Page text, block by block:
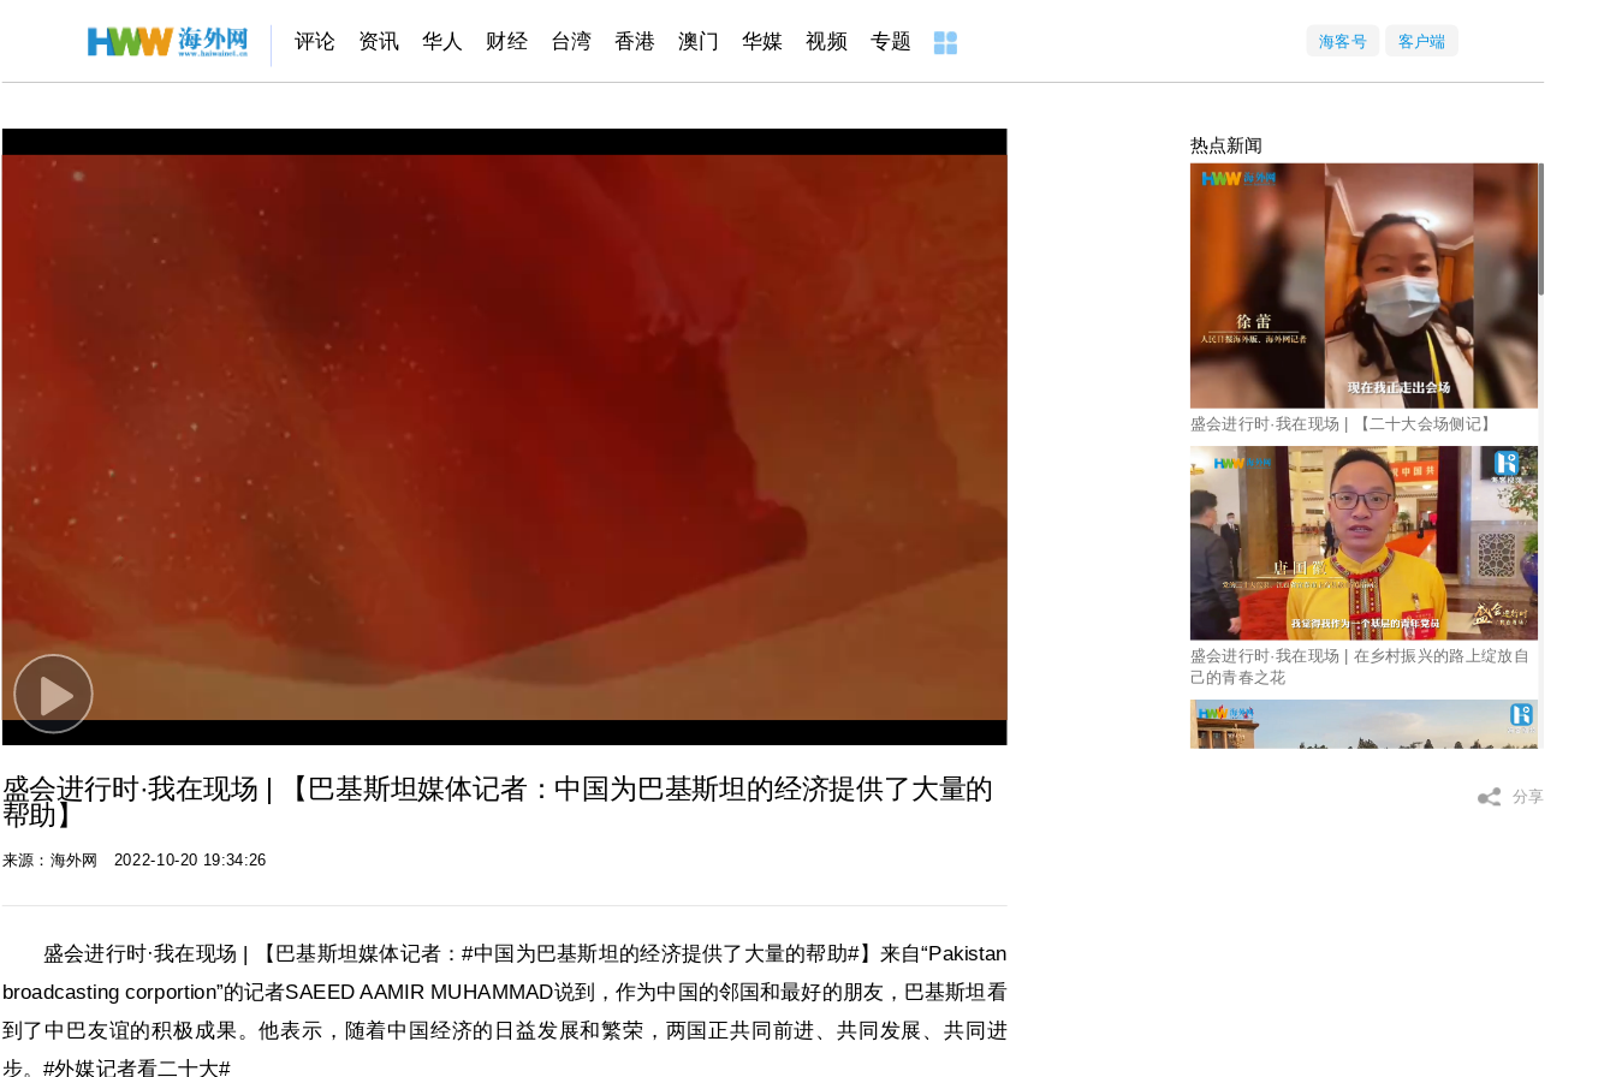
评论 资讯 华人 财经 台湾 香港 澳门 华媒 视频 专题 海客号 客户端
Play
Video
盛会进行时·我在现场 | 【巴基斯坦媒体记者：中国为巴基斯坦的经济提供了大量的
帮助】
来源：海外网 2022-10-20 19:34:26
盛会进行时·我在现场 | 【巴基斯坦媒体记者：#中国为巴基斯坦的经济提供了大量的帮助#】来自“Pakistan
broadcasting corportion”的记者SAEED AAMIR MUHAMMAD说到，作为中国的邻国和最好的朋友，巴基斯坦看
到了中巴友谊的积极成果。他表示，随着中国经济的日益发展和繁荣，两国正共同前进、共同发展、共同进
步。#外媒记者看二十大#
热点新闻
盛会进行时·我在现场 | 【二十大会场侧记】
​盛会进行时·我在现场 | 在乡村振兴的路上绽放自
己的青春之花
分享